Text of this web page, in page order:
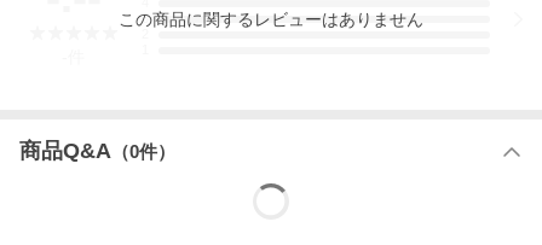
注意事項
※石や竹等の天然素材を用いた商品には、不純物・クラッ
3
この商品に関するレビューはありません
商品Q&A （0件）